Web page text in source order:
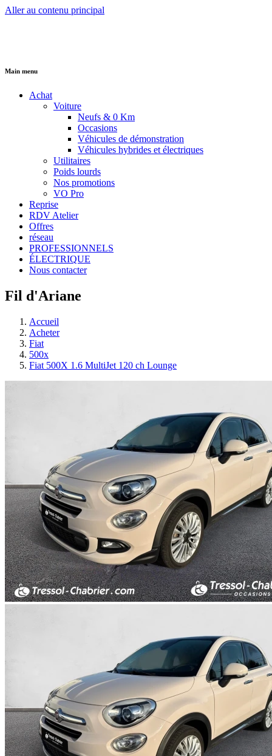
Aller au contenu principal
Main menu
Achat
Voiture
Neufs & 0 Km
Occasions
Véhicules de démonstration
Véhicules hybrides et électriques
Utilitaires
Poids lourds
Nos promotions
VO Pro
Reprise
RDV Atelier
Offres
réseau
PROFESSIONNELS
ÉLECTRIQUE
Nous contacter
Fil d'Ariane
Accueil
Acheter
Fiat
500x
Fiat 500X 1.6 MultiJet 120 ch Lounge